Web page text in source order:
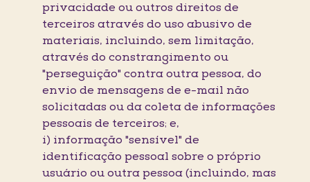
privacidade ou outros direitos de
terceiros através do uso abusivo de
materiais, incluindo, sem limitação,
através do constrangimento ou
"perseguição" contra outra pessoa, do
envio de mensagens de e-mail não
solicitadas ou da coleta de informações
pessoais de terceiros; e,
i) informação "sensível" de
identificação pessoal sobre o próprio
usuário ou outra pessoa (incluindo, mas